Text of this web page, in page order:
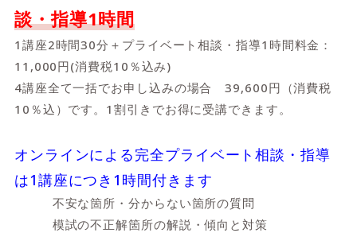
談・指導1時間
1講座2時間30分＋プライベート相談・指導1時間料金：
11,000円(消費税10％込み)
4講座全て一括でお申し込みの場合 39,600円（消費税
10％込）です。1割引きでお得に受講できます。
オンラインによる完全プライベート相談・指導
は1講座につき1時間付きます
不安な箇所・分からない箇所の質問
模試の不正解箇所の解説・傾向と対策